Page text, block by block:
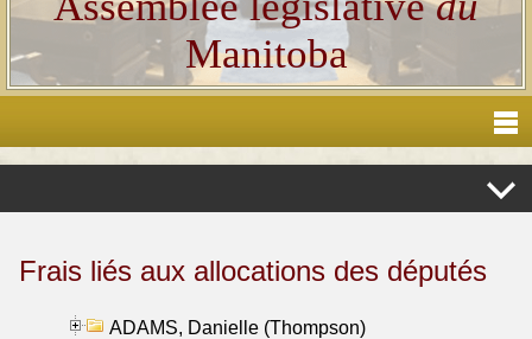
Manitoba
Frais liés aux allocations des députés
ADAMS, Danielle (Thompson)